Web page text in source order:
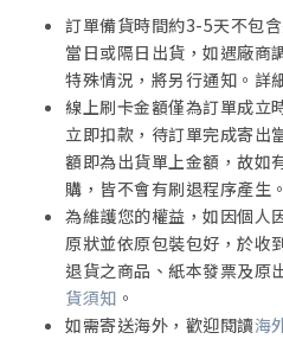
訂單備貨時間約3-5天不包
當日或隔日出貨，如遇廠商
特殊情況，將另行通知。詳
線上刷卡金額僅為訂單成立
立即扣款，待訂單完成寄出
額即為出貨單上金額，故如
購，皆不會有刷退程序產生。
為維護您的權益，如因個人
原狀並依原包裝包好，於收
退貨之商品、紙本發票及原
貨須知 。
如需寄送海外，歡迎閱讀海